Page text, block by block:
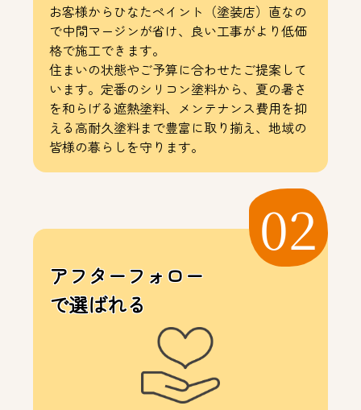
お客様からひなたペイント（塗装店）直なの
で中間マージンが省け、良い工事がより低価
格で施工できます。
住まいの状態やご予算に合わせたご提案して
います。定番のシリコン塗料から、夏の暑さ
を和らげる遮熱塗料、メンテナンス費用を抑
える高耐久塗料まで豊富に取り揃え、地域の
皆様の暮らしを守ります。
アフターフォロー
で選ばれる
02